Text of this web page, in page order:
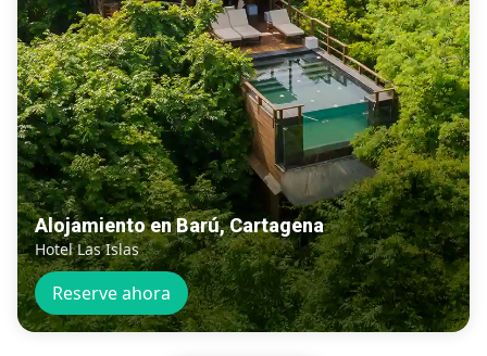
Alojamiento en Barú, Cartagena
Hotel Las Islas
Reserve ahora